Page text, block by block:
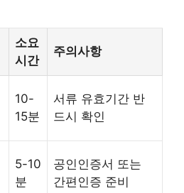
소요
시간
주의사항
10-
15분
서류 유효기간 반
드시 확인
5-10
분
공인인증서 또는
간편인증 준비